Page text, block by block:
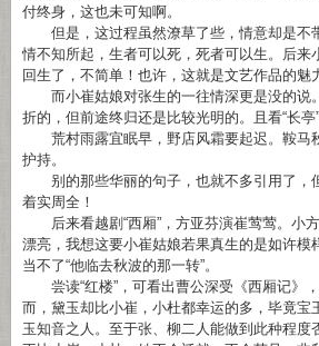
付终身，这也未可知啊。
但是，这过程虽然潦草了些，情意却是不
情不知所起，生者可以死，死者可以生。后来
回生了，不简单！也许，这就是文艺作品的魅
而小崔姑娘对张生的一往情深更是没的说
折的，但前途终归还是比较光明的。且看“长亭
荒村雨露宜眠早，野店风霜要起迟。鞍马
护持。
别的那些华丽的句子，也就不多引用了，
着实周全！
后来看越剧“西厢”，方亚芬演崔莺莺。小
漂亮，我想这要小崔姑娘若果真生的是如许模
当不了“他临去秋波的那一转”。
尝读“红楼”，可看出曹公深受《西厢记》
而，黛玉却比小崔，小杜都幸运的多，毕竟宝
玉知音之人。至于张、柳二人能做到此种程度